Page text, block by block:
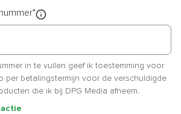
*
in te vullen geef ik toestemming voor
per betalingstermijn voor de verschuldigde
die ik bij DPG Media afneem.